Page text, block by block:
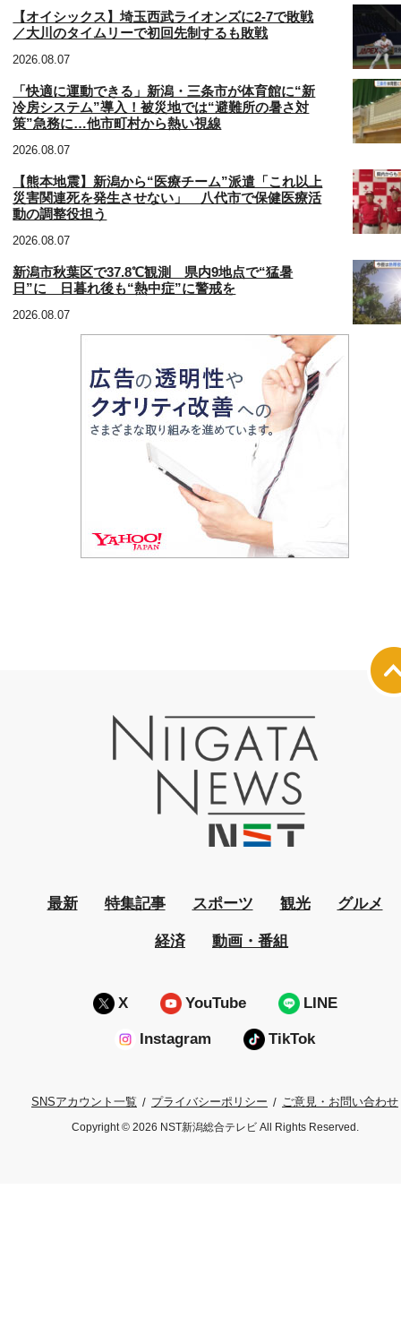
【オイシックス】埼玉西武ライオンズに2-7で敗戦
／大川のタイムリーで初回先制するも敗戦
2026.08.07
「快適に運動できる」新潟・三条市が体育館に“新
冷房システム”導入！被災地では“避難所の暑さ対
策”急務に…他市町村から熱い視線
2026.08.07
【熊本地震】新潟から“医療チーム”派遣「これ以上
災害関連死を発生させない」 八代市で保健医療活
動の調整役担う
2026.08.07
新潟市秋葉区で37.8℃観測 県内9地点で“猛暑
日”に 日暮れ後も“熱中症”に警戒を
2026.08.07
最新 特集記事 スポーツ 観光 グルメ
経済 動画・番組
X YouTube LINE
Instagram TikTok
SNSアカウント一覧 プライバシーポリシー ご意見・お問い合わせ
Copyright © 2026 NST新潟総合テレビ All Rights Reserved.